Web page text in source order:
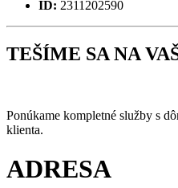
ID: 2311202590
TEŠÍME SA NA
Ponúkame kompletné služby s
klienta.
ADRESA